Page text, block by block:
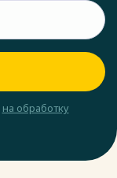
на обработку